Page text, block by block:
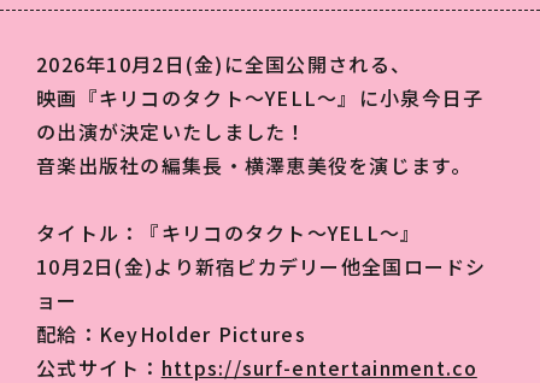
2026年10月2日(金)に全国公開される、
映画『キリコのタクト～YELL～』に小泉今日子
の出演が決定いたしました！
音楽出版社の編集長・横澤恵美役を演じます。
タイトル：『キリコのタクト～YELL～』
10月2日(金)より新宿ピカデリー他全国ロードシ
ョー
配給：KeyHolder Pictures
公式サイト： https://surf-entertainment.co